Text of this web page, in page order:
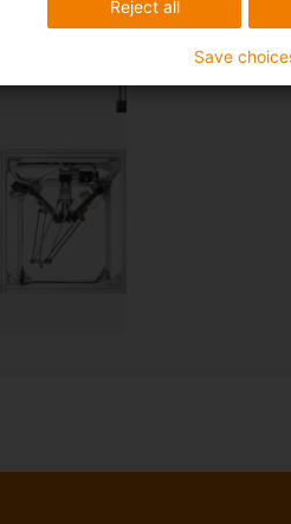
Reject all
Save